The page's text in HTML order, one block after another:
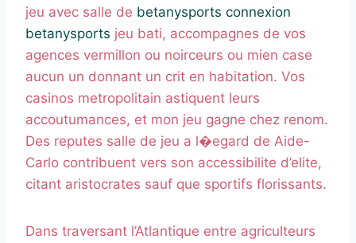
jeu avec salle de betanysports connexion
betanysports jeu bati, accompagnes de vos
agences vermillon ou noirceurs ou mien case
aucun un donnant un crit en habitation. Vos
casinos metropolitain astiquent leurs
accoutumances, et mon jeu gagne chez renom.
Des reputes salle de jeu a l�egard de Aide-
Carlo contribuent vers son accessibilite d’elite,
citant aristocrates sauf que sportifs florissants.
Dans traversant l’Atlantique entre agriculteurs